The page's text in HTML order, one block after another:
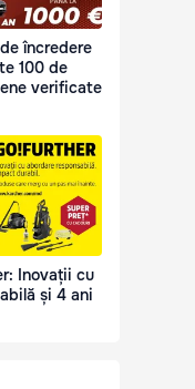
încredere
100 de
verificate
Inovații cu
și 4 ani